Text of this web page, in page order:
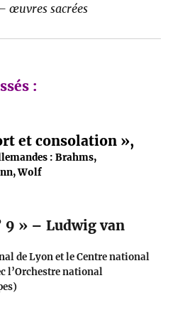
œuvres sacrées
:
et consolation »,
: Brahms,
Wolf
9 » – Ludwig van
de Lyon et le Centre national
l’Orchestre national